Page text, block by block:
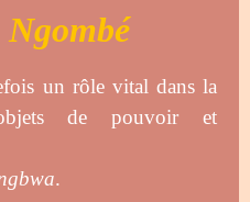
un rôle vital dans la
de pouvoir et
.